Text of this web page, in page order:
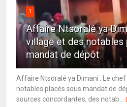
1
Affaire Ntsoralé ya
village et des notables
mandat de dépôt
Affaire Ntsoralé ya Dimani : Le
notables placés sous mandat de
sources concordantes, des notab...